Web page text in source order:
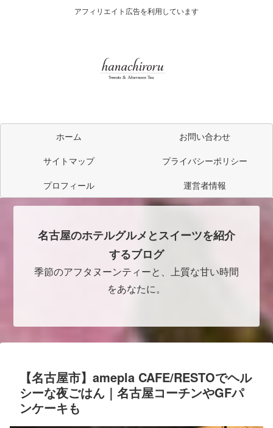
アフィリエイト広告を利用しています
ホーム
お問い合わせ
サイトマップ
プライバシーポリシー
プロフィール
運営者情報
名古屋のホテルグルメとスイーツを紹介
するブログ
季節のアフタヌーンティーと、上質な甘い時間
をあなたに。
【名古屋市】amepla CAFE/RESTOでヘル
シーな夜ごはん｜名古屋コーチンやGFパ
ンケーキも